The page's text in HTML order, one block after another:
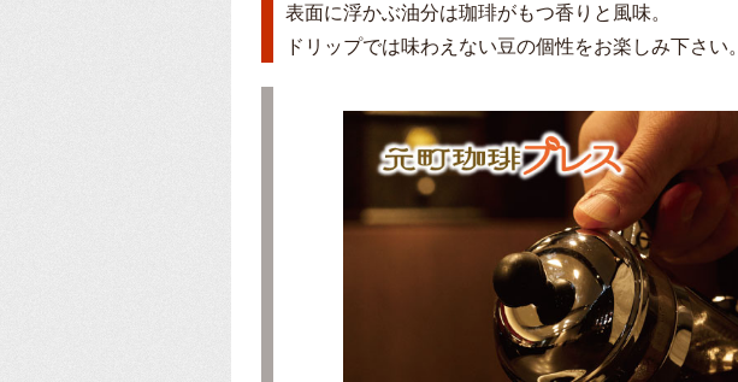
表面に浮かぶ油分は珈琲がもつ香りと風味。
ドリップでは味わえない豆の個性をお楽しみ下さい。